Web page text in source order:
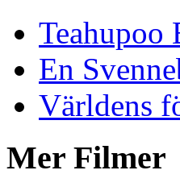
Teahupoo
En
Världens
Mer Filmer